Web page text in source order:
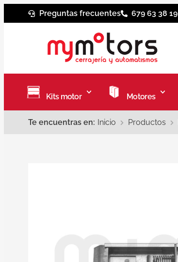
Preguntas frecuentes 679 63 38 19
Kits motor Motores
Te encuentras en: Inicio Productos